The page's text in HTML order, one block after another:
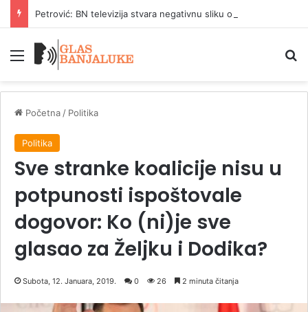
Petrović: BN televizija stvara negativnu sliku o vodovodu
Meni
Početna / Politika
Politika
Sve stranke koalicije nisu u
potpunosti ispoštovale
dogovor: Ko (ni)je sve
glasao za Željku i Dodika?
Subota, 12. Januara, 2019. 0 26 2 minuta čitanja